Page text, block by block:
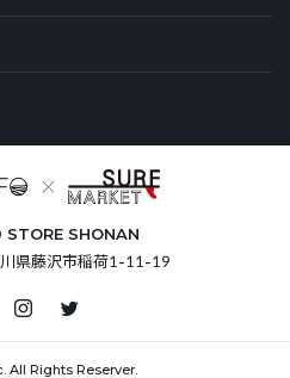
SHONAN
県藤沢市稲荷1-11-19
All Rights Reserver.